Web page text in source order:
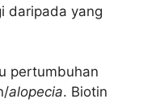
daripada yang
pertumbuhan
alopecia. Biotin